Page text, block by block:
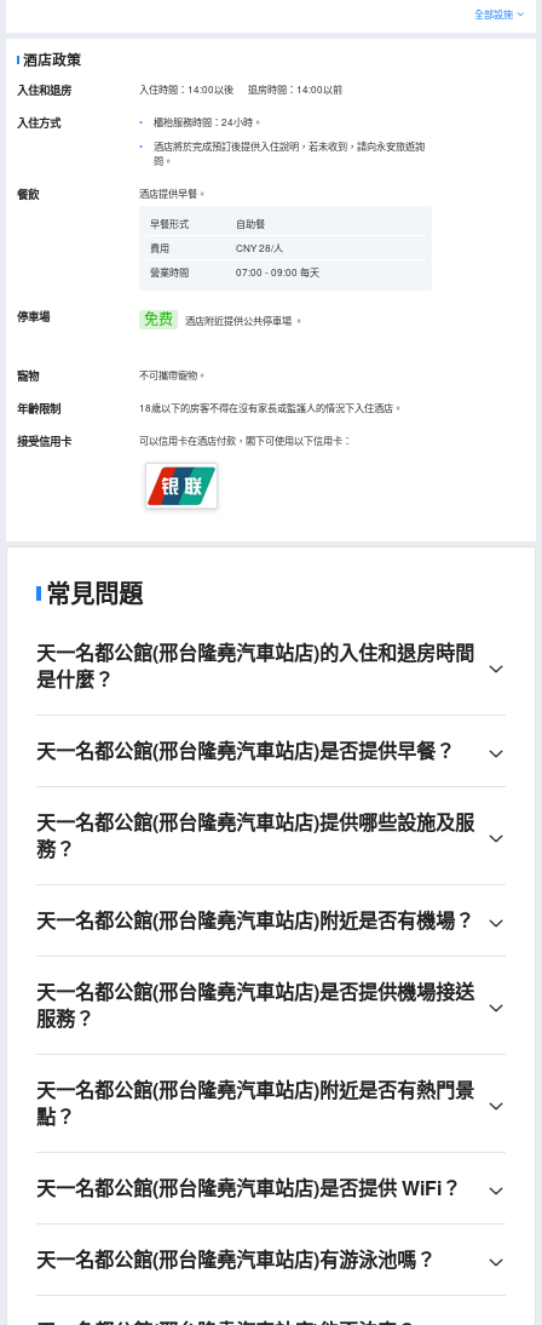
全部設施
酒店政策
入住和退房 入住時間：14:00以後 退房時間：14:00以前
入住方式
櫃枱服務時間：24小時。
酒店將於完成預訂後提供入住說明，若未收到，請向永安旅遊詢
問。
餐飲 酒店提供早餐。
早餐形式
自助餐
費用
CNY 28/人
營業時間
07:00 - 09:00 每天
停車場 免费 酒店附近提供公共停車場 。
寵物 不可攜帶寵物。
年齡限制 18歲以下的房客不得在沒有家長或監護人的情況下入住酒店。
接受信用卡 可以信用卡在酒店付款，閣下可使用以下信用卡：
常見問題
天一名都公館(邢台隆堯汽車站店)的入住和退房時間
是什麼？
天一名都公館(邢台隆堯汽車站店)是否提供早餐？
天一名都公館(邢台隆堯汽車站店)提供哪些設施及服
務？
天一名都公館(邢台隆堯汽車站店)附近是否有機場？
天一名都公館(邢台隆堯汽車站店)是否提供機場接送
服務？
天一名都公館(邢台隆堯汽車站店)附近是否有熱門景
點？
天一名都公館(邢台隆堯汽車站店)是否提供 WiFi？
天一名都公館(邢台隆堯汽車站店)有游泳池嗎？